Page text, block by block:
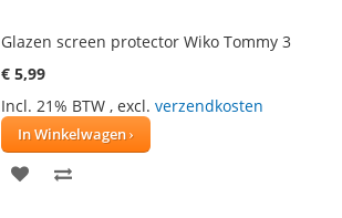
Glazen screen protector Wiko Tommy 3
€ 5,99
Incl. 21% BTW , excl. verzendkosten
In Winkelwagen
VOEG